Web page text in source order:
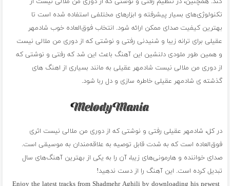
تکنولوژی‌های بسیار پیشرفته و ابزارهای مختلفی استفاده شده است تا
بهترین کیفیت صدای ممکن ارائه شود. انتخاب فوق‌العاده خوب شادمهر
عقیلی برای ترانه زیبا و شنیدنی رفتی و نوشتی که از دوری من ملالی نیست
و همین طور ملودی دلنشین این آهنگ باعث این شد که رفتی و نوشتی که
از دوری من ملالی نیست شادمهر عقیلی به مانند بسیاری از اهنگ های
گذشته ی شادمهر عقیلی خاطره سازی و دل ربا شود.
در کل، شادمهر عقیلی رفتی و نوشتی که از دوری من ملالی نیست اثری
فوق‌العاده است که به شدت قابل توصیه به علاقه‌مندان به موسیقی است.
صدای خواننده و هارمونی‌های زیبا، آن را به یکی از بهترین آهنگ‌های سال
تبدیل کرده است. این آهنگ را از دست ندهید!